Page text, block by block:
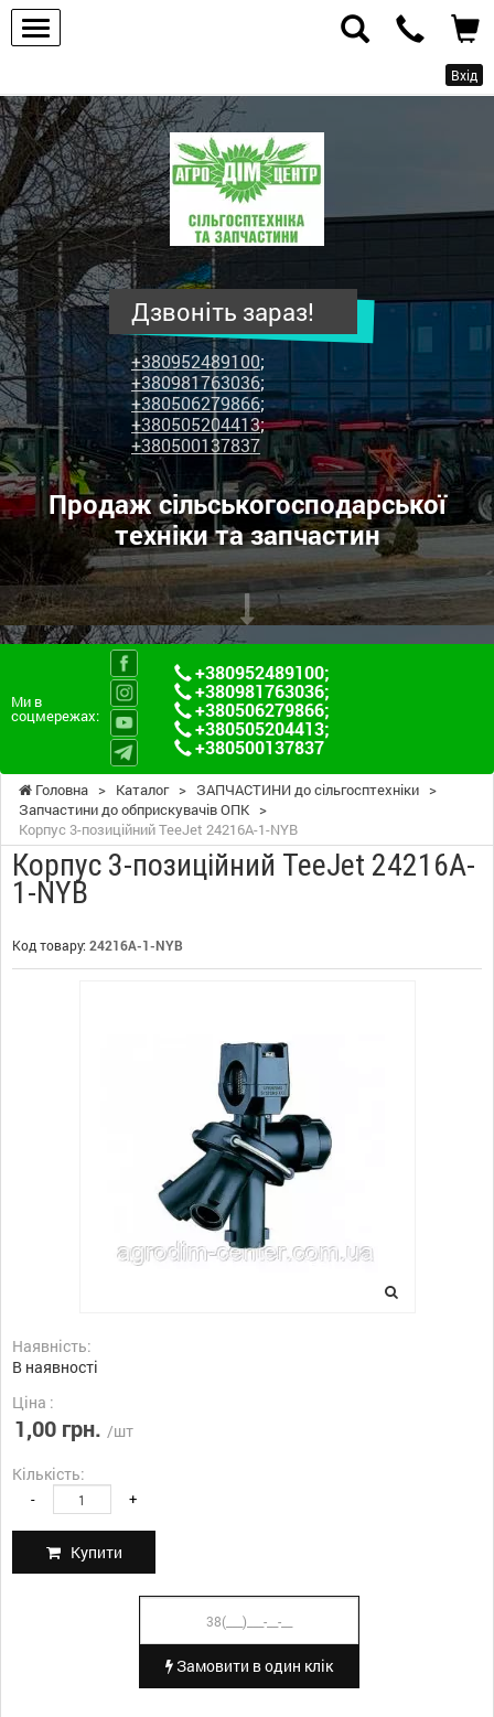
Вхід
ПП
"Агродім-
центр"
-
продаж
сільськогосподарської
техніки
та
запчастин
Дзвоніть зараз!
+380952489100;
+380981763036;
+380506279866;
+380505204413;
+380500137837
Продаж сільськогосподарської
техніки та запчастин
Ми в
соцмережах:
+380952489100;
+380981763036;
+380506279866;
+380505204413;
+380500137837
Головна > Каталог > ЗАПЧАСТИНИ до сільгосптехніки >
Запчастини до обприскувачів ОПК >
Корпус 3-позиційний TeeJet 24216A-1-NYB
Корпус 3-позиційний TeeJet 24216A-
1-NYB
Код товару: 24216A-1-NYB
Наявність:
В наявності
Ціна :
1,00 грн. /шт
Кількість:
- +
Купити
Замовити в один клік